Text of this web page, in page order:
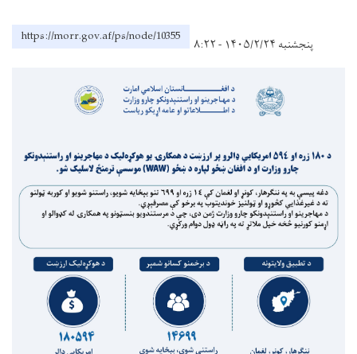
پنجشنبه ۱۴۰۵/۲/۲۴ - ۸:۲۲ https://morr.gov.af/ps/node/10355